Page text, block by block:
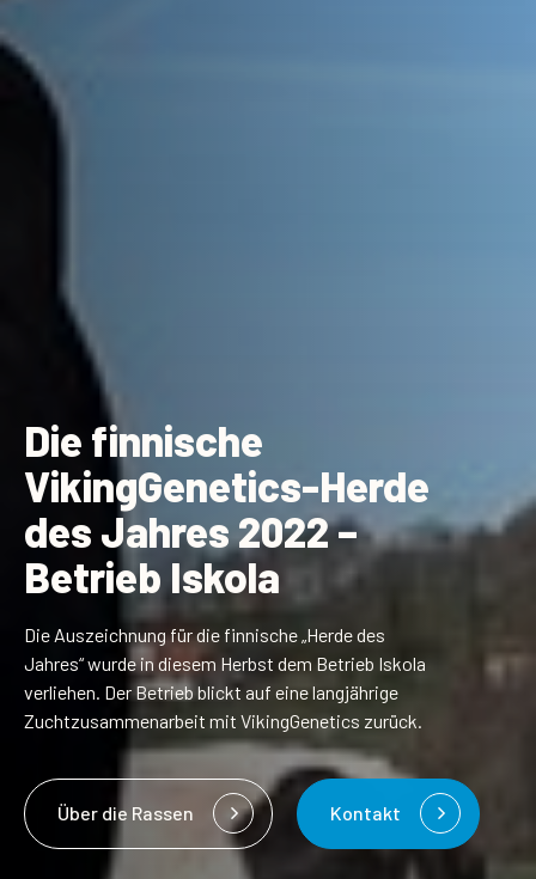
Die finnische
VikingGenetics-Herde
des Jahres 2022 –
Betrieb Iskola
Die Auszeichnung für die finnische „Herde des
Jahres“ wurde in diesem Herbst dem Betrieb Iskola
verliehen. Der Betrieb blickt auf eine langjährige
Zuchtzusammenarbeit mit VikingGenetics zurück.
Über die Rassen Kontakt